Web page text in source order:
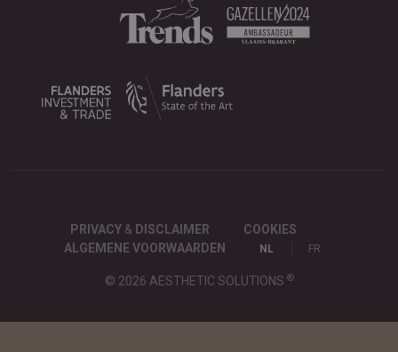
PRIVACY & DISCLAIMER
COOKIES
ALGEMENE VOORWAARDEN
NL FR
© 2026 AESTHETIC SOLUTIONS ®